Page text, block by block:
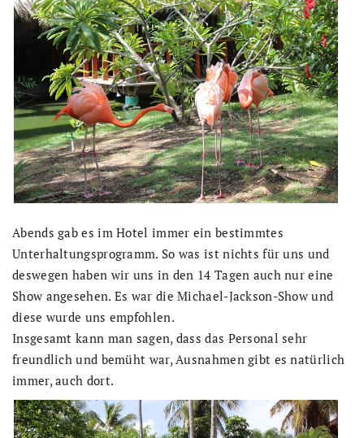
Abends gab es im Hotel immer ein bestimmtes
Unterhaltungsprogramm. So was ist nichts für uns und
deswegen haben wir uns in den 14 Tagen auch nur eine
Show angesehen. Es war die Michael-Jackson-Show und
diese wurde uns empfohlen.
Insgesamt kann man sagen, dass das Personal sehr
freundlich und bemüht war, Ausnahmen gibt es natürlich
immer, auch dort.